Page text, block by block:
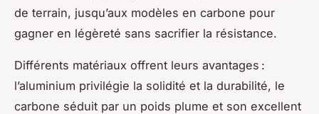
de terrain, jusqu’aux modèles en carbone pour
gagner en légèreté sans sacrifier la résistance.
Différents matériaux offrent leurs avantages :
l’aluminium privilégie la solidité et la durabilité, le
carbone séduit par un poids plume et son excellent